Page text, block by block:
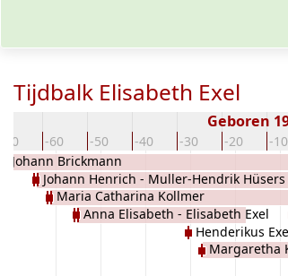
Tijdbalk Elisabeth Exel
-70 -60 -50 -40 -30 -20 -10
Geboren
Johann Brickmann
Johann Henrich - Muller-Hendrik Hüsers
Maria Catharina Kollmer
Anna Elisabeth - Elisabeth Exel
Henderikus
Margaretha